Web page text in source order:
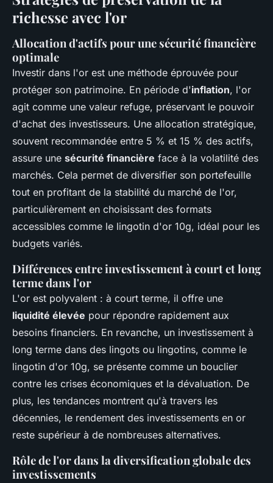
richesse avec l'or
Allocation d'actifs pour une sécurité financière
optimale
Investir dans l'or est une méthode éprouvée pour
protéger son patrimoine. En période d'inflation, l'or
agit comme une valeur refuge, préservant le pouvoir
d'achat des investisseurs. Une allocation stratégique,
souvent recommandée entre 5 % et 15 % des actifs,
assure une sécurité financière face à la volatilité des
marchés. Cela permet de diversifier son portefeuille
tout en profitant de la stabilité du marché de l'or,
particulièrement en choisissant des formats
accessibles comme le lingotin d'or 10g, idéal pour les
budgets variés.
Différences entre investissement à court et long
terme dans l'or
L'or est polyvalent : à court terme, il offre une
liquidité élevée pour répondre rapidement aux
besoins financiers. En revanche, un investissement à
long terme dans des lingots ou lingotins, comme le
lingotin d'or 10g, se présente comme un bouclier
contre les crises économiques et la dévaluation. De
plus, les tendances montrent qu'à travers les
décennies, le rendement des investissements en or
reste supérieur à de nombreuses alternatives.
Rôle de l'or dans la diversification globale des
investissements